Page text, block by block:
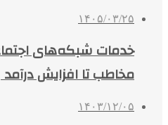
۱۴۰۵/۰۳/۲۵
مخاطب تا افزایش درآمد
۱۴۰۳/۱۲/۰۵